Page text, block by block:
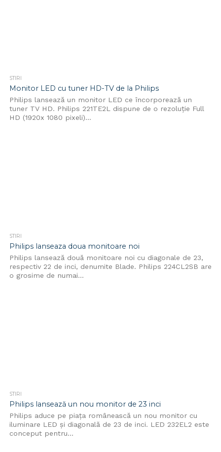
STIRI
Monitor LED cu tuner HD-TV de la Philips
Philips lansează un monitor LED ce încorporează un
tuner TV HD. Philips 221TE2L dispune de o rezoluție Full
HD (1920x 1080 pixeli)...
STIRI
Philips lanseaza doua monitoare noi
Philips lansează două monitoare noi cu diagonale de 23,
respectiv 22 de inci, denumite Blade. Philips 224CL2SB are
o grosime de numai...
STIRI
Philips lansează un nou monitor de 23 inci
Philips aduce pe piața românească un nou monitor cu
iluminare LED și diagonală de 23 de inci. LED 232EL2 este
conceput pentru...